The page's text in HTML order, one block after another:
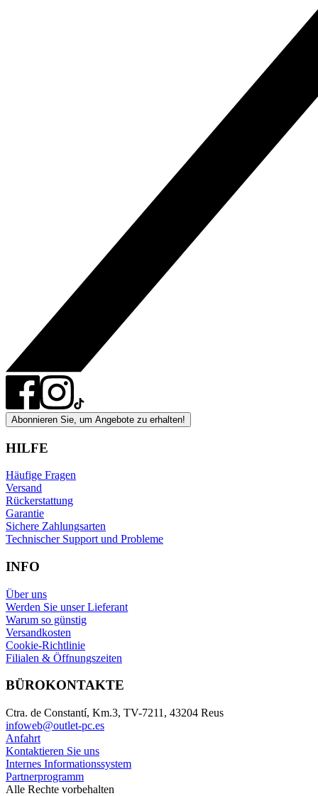
Abonnieren Sie, um Angebote zu erhalten!
HILFE
Häufige Fragen
Versand
Rückerstattung
Garantie
Sichere Zahlungsarten
Technischer Support und Probleme
INFO
Über uns
Werden Sie unser Lieferant
Warum so günstig
Versandkosten
Cookie-Richtlinie
Filialen & Öffnungszeiten
BÜROKONTAKTE
Ctra. de Constantí, Km.3, TV-7211, 43204 Reus
infoweb@outlet-pc.es
Anfahrt
Kontaktieren Sie uns
Internes Informationssystem
Partnerprogramm
Alle Rechte vorbehalten